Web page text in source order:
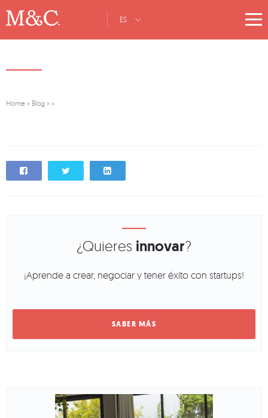
ES
Home » Blog » »
¿Quieres innovar?
¡Aprende a crear, negociar y tener éxito con startups!